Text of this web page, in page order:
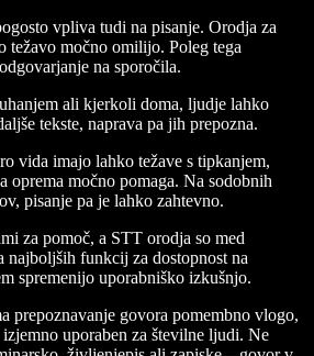
vpliva tudi na pisanje. Orodja za
težavo močno omilijo. Poleg tega
na sporočila.
ali kjerkoli doma, ljudje lahko
tekste, naprava pa jih prepozna.
vida imajo lahko težave s tipkanjem,
oprema močno pomaga. Na sodobnih
pisanje pa je lahko zahtevno.
za pomoč, a STT orodja so med
najboljših funkcij za dostopnost na
spremenijo uporabniško izkušnjo.
prepoznavanje govora pomembno vlogo,
uporaben za številne ljudi. Ne